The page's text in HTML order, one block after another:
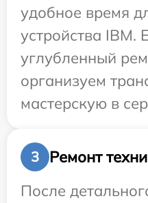
удобное время
устройства IBM.
углубленный
организуем
мастерскую в
3
Ремонт
После